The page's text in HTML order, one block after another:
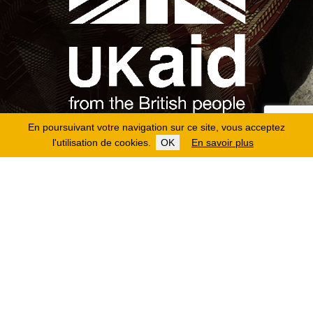
En poursuivant votre navigation sur ce site, vous acceptez
l'utilisation de cookies.
OK En savoir plus